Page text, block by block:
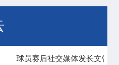
球员赛后社交媒体发长文告别